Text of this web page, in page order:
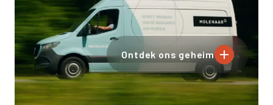
Ontdek ons geheim